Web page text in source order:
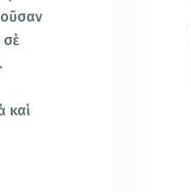
σὲ
καὶ